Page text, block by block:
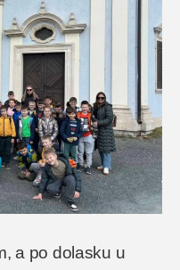
a po dolasku u